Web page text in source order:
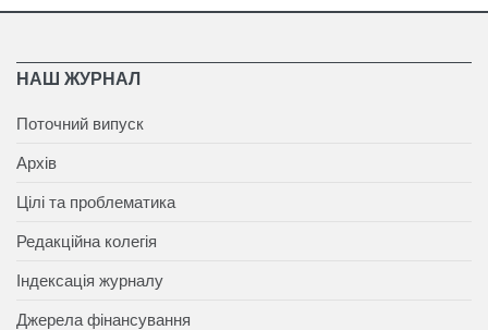
НАШ ЖУРНАЛ
Поточний випуск
Архів
Цілі та проблематика
Редакційна колегія
Індексація журналу
Джерела фінансування